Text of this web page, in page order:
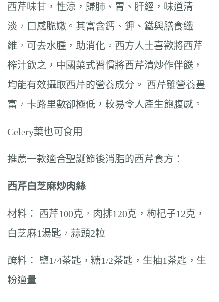
西芹味甘，性涼，歸肺、胃、肝經，味道清
淡，口感脆嫩。其富含鈣、鉀、鐵與膳食纖
維，可去水腫，助消化。西方人士喜歡將西芹
榨汁飲之，中國菜式習慣將西芹清炒作伴餸，
均能有效攝取西芹的營養成分。 西芹雖營養豐
富，卡路里數卻極低，較易令人產生飽腹感。
Celery葉也可食用
推薦一款適合聖誕節後消脂的西芹食方：
西芹白芝麻炒肉絲
材料： 西芹100克，肉排120克，枸杞子12克，
白芝麻1湯匙，蒜頭2粒
醃料： 鹽1/4茶匙，糖1/2茶匙，生抽1茶匙，生
粉適量